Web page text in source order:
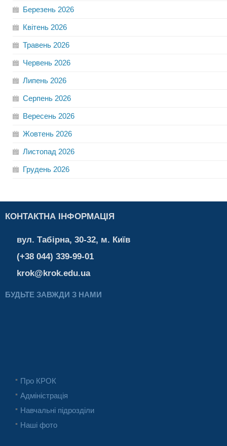
Березень 2026
Квітень 2026
Травень 2026
Червень 2026
Липень 2026
Серпень 2026
Вересень 2026
Жовтень 2026
Листопад 2026
Грудень 2026
КОНТАКТНА ІНФОРМАЦІЯ
вул. Табірна, 30-32, м. Київ
(+38 044) 339-99-01
krok@krok.edu.ua
БУДЬТЕ ЗАВЖДИ З НАМИ
Про КРОК
Адміністрація
Навчальні підрозділи
Наші фото